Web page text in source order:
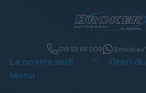
019 93 88 009 Scrivici su
Le nostre sedi
Orari di
Menu